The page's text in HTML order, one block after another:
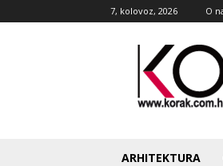
7, kolovoz, 2026 O
ARHITEKTURA